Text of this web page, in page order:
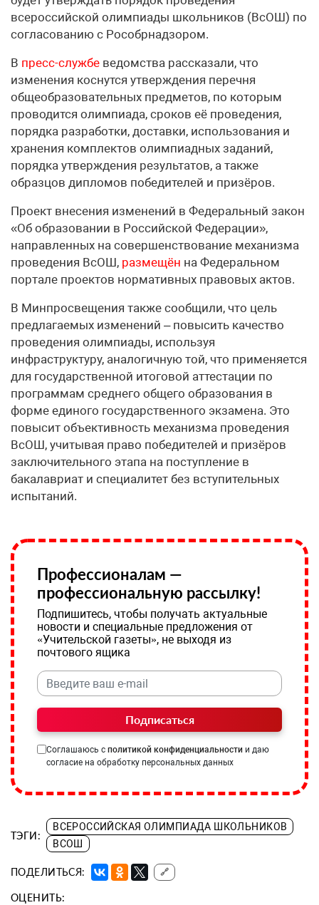
всероссийской олимпиады школьников (ВсОШ) по
согласованию с Рособрнадзором.
В пресс-службе ведомства рассказали, что
изменения коснутся утверждения перечня
общеобразовательных предметов, по которым
проводится олимпиада, сроков её проведения,
порядка разработки, доставки, использования и
хранения комплектов олимпиадных заданий,
порядка утверждения результатов, а также
образцов дипломов победителей и призёров.
Проект внесения изменений в Федеральный закон
«Об образовании в Российской Федерации»,
направленных на совершенствование механизма
проведения ВсОШ, размещён на Федеральном
портале проектов нормативных правовых актов.
В Минпросвещения также сообщили, что цель
предлагаемых изменений – повысить качество
проведения олимпиады, используя
инфраструктуру, аналогичную той, что применяется
для государственной итоговой аттестации по
программам среднего общего образования в
форме единого государственного экзамена. Это
повысит объективность механизма проведения
ВсОШ, учитывая право победителей и призёров
заключительного этапа на поступление в
бакалавриат и специалитет без вступительных
испытаний.
Профессионалам —
профессиональную рассылку!
Подпишитесь, чтобы получать актуальные
новости и специальные предложения от
«Учительской газеты», не выходя из
почтового ящика
Подписаться
Соглашаюсь с политикой конфиденциальности и даю
согласие на обработку персональных данных
ТЭГИ:
ВСЕРОССИЙСКАЯ ОЛИМПИАДА ШКОЛЬНИКОВ
ВСОШ
ПОДЕЛИТЬСЯ: 🔗
ОЦЕНИТЬ: